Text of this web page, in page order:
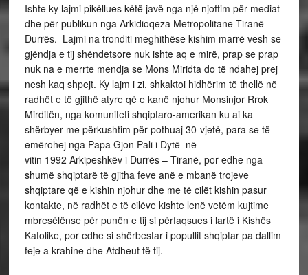
Ishte ky lajmi pikëllues këtë javë nga një njoftim për mediat
dhe për publikun nga Arkidioqeza Metropolitane Tiranë-
Durrës. Lajmi na tronditi meghithëse kishim marrë vesh se
gjëndja e tij shëndetsore nuk ishte aq e mirë, prap se prap
nuk na e merrte mendja se Mons Miridta do të ndahej prej
nesh kaq shpejt. Ky lajm i zi, shkaktoi hidhërim të thellë në
radhët e të gjithë atyre që e kanë njohur Monsinjor Rrok
Mirditën, nga komuniteti shqiptaro-amerikan ku ai ka
shërbyer me përkushtim për pothuaj 30-vjetë, para se të
emërohej nga Papa Gjon Pali i Dytë në
vitin 1992 Arkipeshkëv i Durrës – Tiranë, por edhe nga
shumë shqiptarë të gjitha feve anë e mbanë trojeve
shqiptare që e kishin njohur dhe me të cilët kishin pasur
kontakte, në radhët e të cilëve kishte lenë vetëm kujtime
mbresëlënse për punën e tij si përfaqsues i lartë i Kishës
Katolike, por edhe si shërbestar i popullit shqiptar pa dallim
feje a krahine dhe Atdheut të tij.